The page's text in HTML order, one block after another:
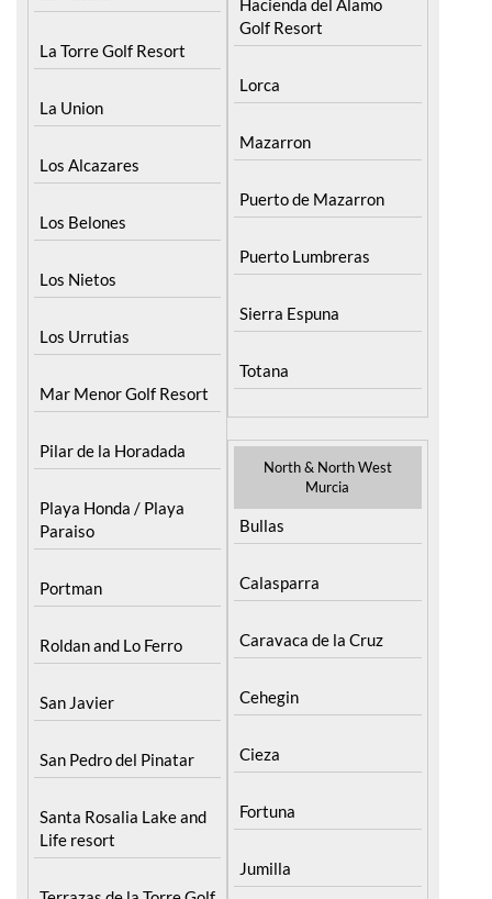
La Torre Golf Resort
La Union
Los Alcazares
Los Belones
Los Nietos
Los Urrutias
Mar Menor Golf Resort
Pilar de la Horadada
Playa Honda / Playa
Portman
Roldan and Lo Ferro
San Javier
San Pedro del Pinatar
Santa Rosalia Lake and
Terrazas de la Torre Golf
Lorca
Mazarron
Puerto de Mazarron
Puerto Lumbreras
Sierra Espuna
Totana
Murcia
Calasparra
Caravaca de la Cruz
Cehegin
Cieza
Fortuna
Jumilla
Moratalla